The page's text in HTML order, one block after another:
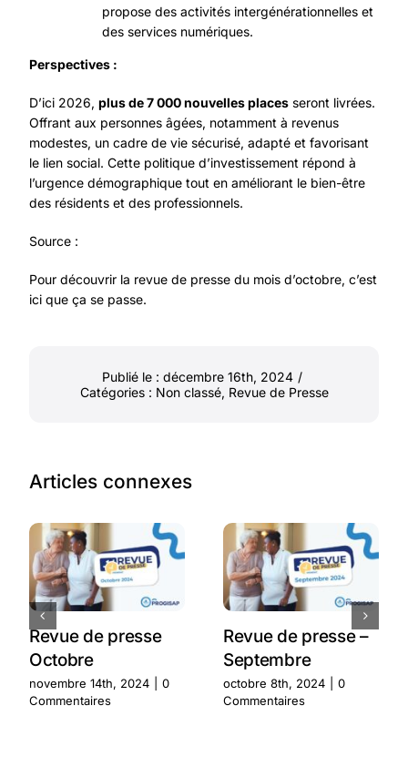
propose des activités intergénérationnelles et
des services numériques.
Perspectives :
D’ici 2026, plus de 7 000 nouvelles placesseront livrées.
Offrant aux personnes âgées, notamment à revenus
modestes, un cadre de vie sécurisé, adapté et favorisant
le lien social. Cette politique d’investissement répond à
l’urgence démographique tout en améliorant le bien-être
des résidents et des professionnels.
Source :
Pour découvrir la revue de presse du mois d’octobre, c’est
ici que ça se passe.
Publié le : décembre 16th, 2024 /
Catégories : Non classé, Revue de Presse
Articles connexes
Revue de presse
Octobre
novembre 14th, 2024
0
Commentaires
Revue de presse –
Septembre
octobre 8th, 2024
0
Commentaires